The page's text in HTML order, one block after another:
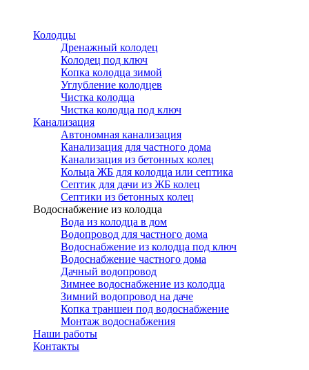
основному
содержанию
Колодцы
Дренажный колодец
Колодец под ключ
Копка колодца зимой
Углубление колодцев
Чистка колодца
Чистка колодца под ключ
Канализация
Автономная канализация
Канализация для частного дома
Канализация из бетонных колец
Кольца ЖБ для колодца или септика
Септик для дачи из ЖБ колец
Септики из бетонных колец
Водоснабжение из колодца
Вода из колодца в дом
Водопровод для частного дома
Водоснабжение из колодца под ключ
Водоснабжение частного дома
Дачный водопровод
Зимнее водоснабжение из колодца
Зимний водопровод на даче
Копка траншеи под водоснабжение
Монтаж водоснабжения
Наши работы
Контакты